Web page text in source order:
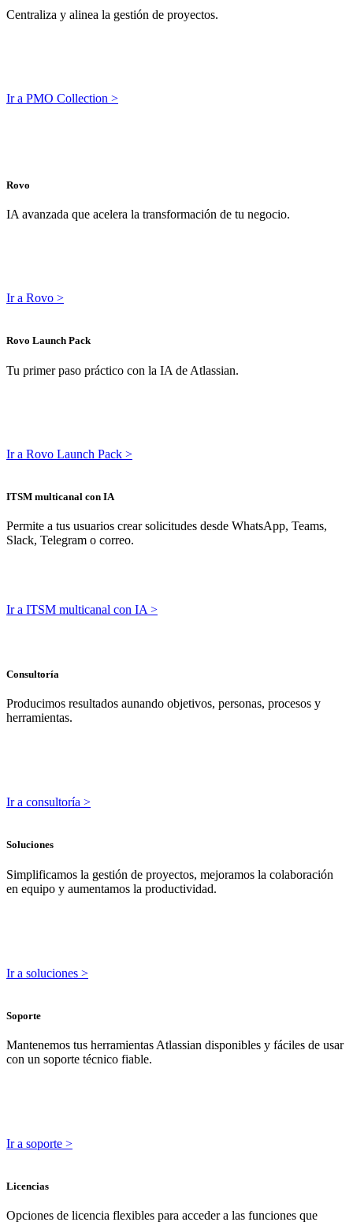
Centraliza y alinea la gestión de proyectos.
Ir a PMO Collection >
Rovo
IA avanzada que acelera la transformación de tu negocio.
Ir a Rovo >
Rovo Launch Pack
Tu primer paso práctico con la IA de Atlassian.
Ir a Rovo Launch Pack >
ITSM multicanal con IA
Permite a tus usuarios crear solicitudes desde WhatsApp, Teams,
Slack, Telegram o correo.
Ir a ITSM multicanal con IA >
Consultoría
Producimos resultados aunando objetivos, personas, procesos y
herramientas.
Ir a consultoría >
Soluciones
Simplificamos la gestión de proyectos, mejoramos la colaboración
en equipo y aumentamos la productividad.
Ir a soluciones >
Soporte
Mantenemos tus herramientas Atlassian disponibles y fáciles de usar
con un soporte técnico fiable.
Ir a soporte >
Licencias
Opciones de licencia flexibles para acceder a las funciones que